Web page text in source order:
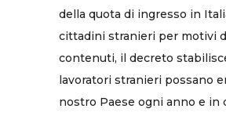
della quota di ingresso in
cittadini stranieri per motivi
contenuti, il decreto
lavoratori stranieri possano
nostro Paese ogni anno e in